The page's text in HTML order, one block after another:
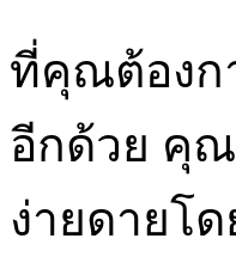
ที่คุณต้องก
อีกด้วย คุณ
ง่ายดายโ